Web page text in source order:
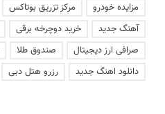
مزایده خودرو
مرکز تزریق بوتاکس
آهنگ جدید
خرید دوچرخه برقی
صرافی ارز دیجیتال
صندوق طلا
دانلود اهنگ جدید
رزرو هتل دبی